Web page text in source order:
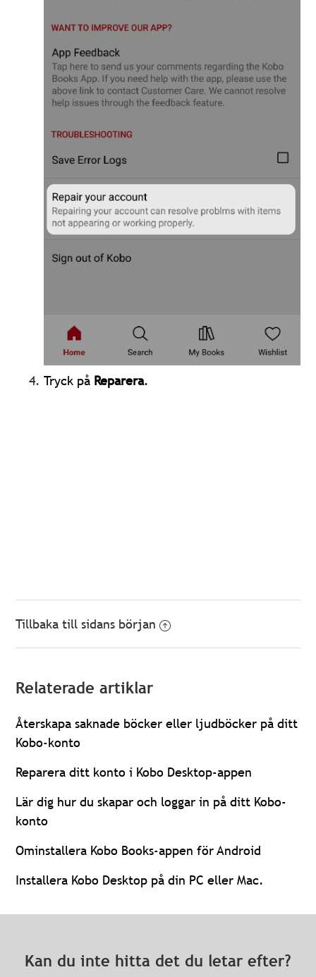
Tryck på Reparera.
Tillbaka till sidans början
Relaterade artiklar
Återskapa saknade böcker eller ljudböcker på ditt
Kobo-konto
Reparera ditt konto i Kobo Desktop-appen
Lär dig hur du skapar och loggar in på ditt Kobo-
konto
Ominstallera Kobo Books-appen för Android
Installera Kobo Desktop på din PC eller Mac.
Kan du inte hitta det du letar efter?